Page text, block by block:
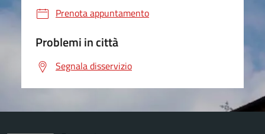
Prenota appuntamento
Problemi in città
Segnala disservizio